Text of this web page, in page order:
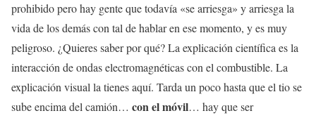
prohibido pero hay gente que todavía «se arriesga» y arriesga la
vida de los demás con tal de hablar en ese momento, y es muy
peligroso. ¿Quieres saber por qué? La explicación científica es la
interacción de ondas electromagnéticas con el combustible. La
explicación visual la tienes aquí. Tarda un poco hasta que el tio se
sube encima del camión… con el móvil… hay que ser